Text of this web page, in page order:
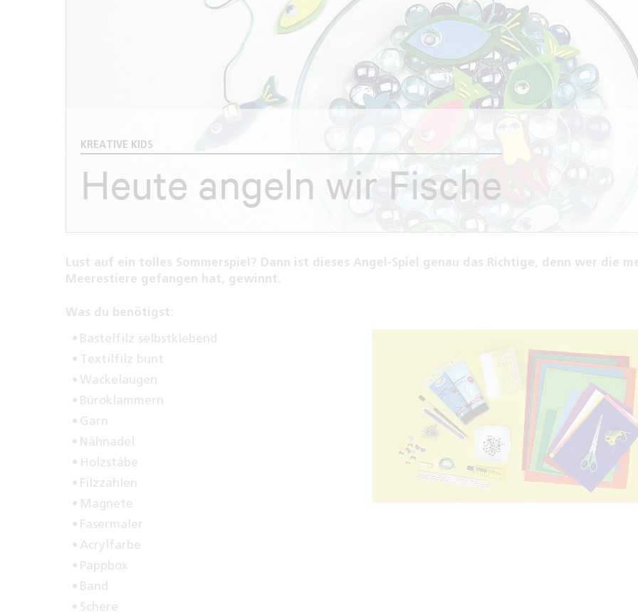
KREATIVE KIDS
Heute angeln wir Fische
Lust auf ein tolles Sommerspiel? Dann ist dieses Angel-Spiel genau das Richtige, denn wer die
Meerestiere gefangen hat, gewinnt.
Was du benötigst:
Bastelfilz selbstklebend
Textilfilz bunt
Wackelaugen
Büroklammern
Garn
Nähnadel
Holzstäbe
Filzzahlen
Magnete
Fasermaler
Acrylfarbe
Pappbox
Band
Schere